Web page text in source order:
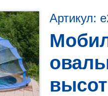
Артикул: